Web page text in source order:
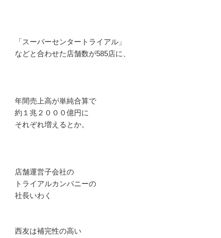
「スーパーセンタートライアル」
などと合わせた店舗数が585店に、
年間売上高が単純合算で
約１兆２０００億円に
それぞれ増えるとか。
店舗運営子会社の
トライアルカンパニーの
社長いわく
西友は補完性の高い